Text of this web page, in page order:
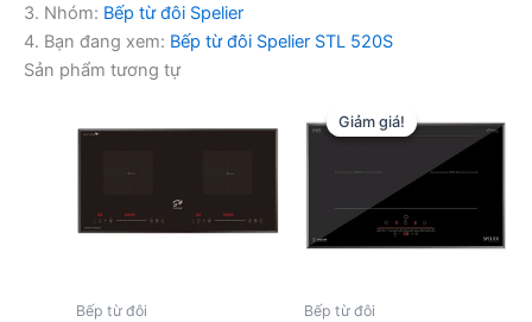
3. Nhóm: Bếp từ đôi Spelier
4. Bạn đang xem: Bếp từ đôi Spelier STL 520S
Sản phẩm tương tự
Bếp từ đôi
Giảm giá!
Giảm giá!
Bếp từ đôi